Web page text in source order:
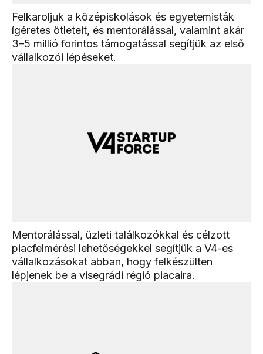
Felkaroljuk a középiskolások és egyetemisták
ígéretes ötleteit, és mentorálással, valamint akár
3–5 millió forintos támogatással segítjük az első
vállalkozói lépéseket.
Mentorálással, üzleti találkozókkal és célzott
piacfelmérési lehetőségekkel segítjük a V4-es
vállalkozásokat abban, hogy felkészülten
lépjenek be a visegrádi régió piacaira.